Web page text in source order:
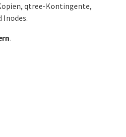
qtree-Kontingente,
Inodes.
.